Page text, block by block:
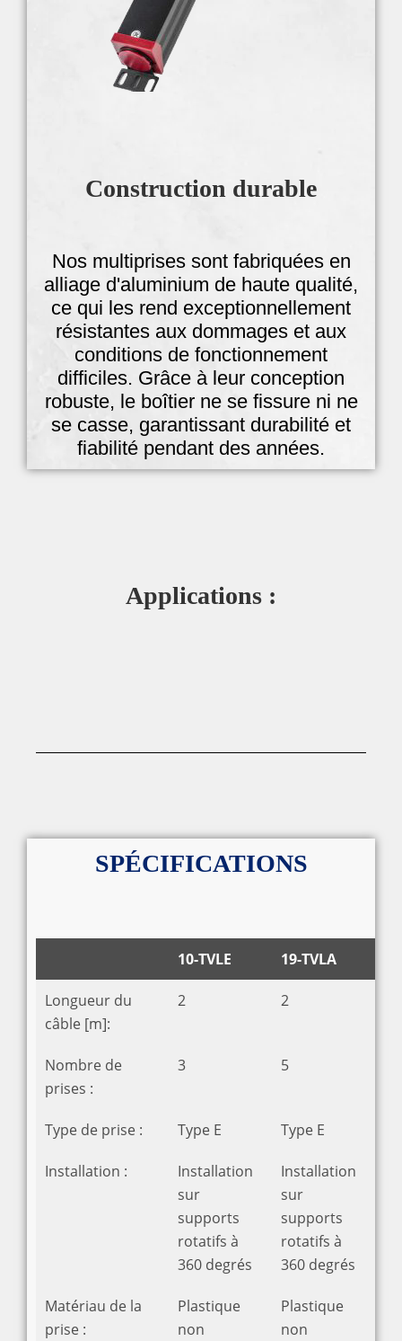
Construction durable
Nos multiprises sont fabriquées en
alliage d'aluminium de haute qualité,
ce qui les rend exceptionnellement
résistantes aux dommages et aux
conditions de fonctionnement
difficiles. Grâce à leur conception
robuste, le boîtier ne se fissure ni ne
se casse, garantissant durabilité et
fiabilité pendant des années.
Applications :
SPÉCIFICATIONS
10-TVLE 19-TVLA
Longueur du
câble [m]:
2 2
Nombre de
prises :
3 5
Type de prise : Type E Type E
Installation :
Installation
sur
supports
rotatifs à
360 degrés
Installation
sur
supports
rotatifs à
360 degrés
Matériau de la
prise :
Plastique
non
Plastique
non